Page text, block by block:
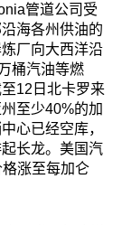
管道公司受
海各州供油的
厂向大西洋沿
桶汽油等燃
12日北卡罗来
至少40%的加
心已经空库，
长龙。美国汽
涨至每加仑